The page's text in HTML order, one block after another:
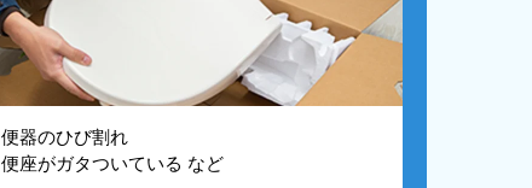
便器のひび割れ
便座がガタついている など